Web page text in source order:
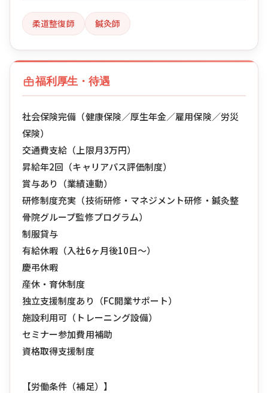
柔道整復師 鍼灸師
福利厚生・待遇
社会保険完備（健康保険／厚生年金／雇用保険／労災
保険）
交通費支給（上限月3万円）
昇給年2回（キャリアパス評価制度）
賞与あり（業績連動）
研修制度充実（技術研修・マネジメント研修・鍼灸整
骨院グループ監修プログラム）
制服貸与
有給休暇（入社6ヶ月後10日〜）
慶弔休暇
産休・育休制度
独立支援制度あり（FC開業サポート）
施設利用可（トレーニング設備）
セミナー参加費用補助
資格取得支援制度
【労働条件（補足）】